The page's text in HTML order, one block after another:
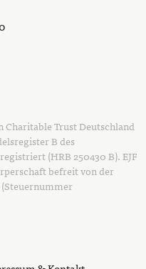
Charitable Trust Deutschland
B des
(HRB 250430 B). EJF
befreit von der